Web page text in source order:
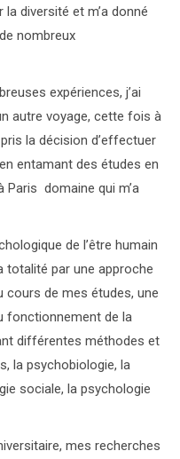
diversité et m’a donné
nombreux
expériences, j’ai
autre voyage, cette fois à
la décision d’effectuer
entamant des études en
Paris domaine qui m’a
de l’être humain
totalité par une approche
cours de mes études, une
fonctionnement de la
différentes méthodes et
la psychobiologie, la
sociale, la psychologie
mes recherches